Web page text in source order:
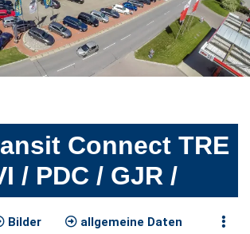
Connect TRE
/ PDC / GJR /
Bilder allgemeine Daten